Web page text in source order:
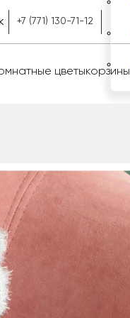
+7 (771) 130-71-12
цветыкорзины